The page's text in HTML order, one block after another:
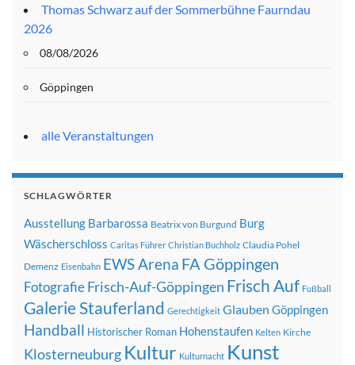
Thomas Schwarz auf der Sommerbühne Faurndau
2026
08/08/2026
Göppingen
alle Veranstaltungen
SCHLAGWÖRTER
Ausstellung Barbarossa Beatrix von Burgund Burg
Wäscherschloss Caritas Führer Christian Buchholz Claudia Pohel
Demenz Eisenbahn EWS Arena FA Göppingen
FotografieFrisch-Auf-Göppingen Frisch Auf Fußball
Galerie Stauferland Gerechtigkeit Glauben Göppingen
Handball Historischer Roman Hohenstaufen Kelten Kirche
Klosterneuburg Kultur Kulturnacht Kunst